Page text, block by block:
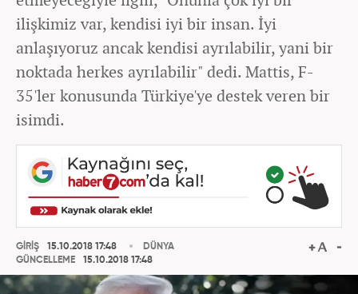
ilişkimiz var, kendisi iyi bir insan. İyi
anlaşıyoruz ancak kendisi ayrılabilir, yani bir
noktada herkes ayrılabilir" dedi. Mattis, F-
35'ler konusunda Türkiye'ye destek veren bir
isimdi.
GİRİŞ
15.10.2018 17:48
GÜNCELLEME
15.10.2018 17:48
DÜNYA